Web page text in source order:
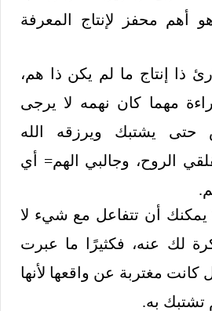
أهم محفز لإنتاج المعرفة
ذا إنتاج ما لم يكن ذا هم،
مهما كان نهمه لا يرجى
يشتبك ويرزقه الله
الروح، وجالبي الهم= أي
يمكنك أن تتفاعل مع شيء لا
لك عنه، فكثيرًا ما عبرت
مغتربة عن واقعها لأنها
تشتبك به.